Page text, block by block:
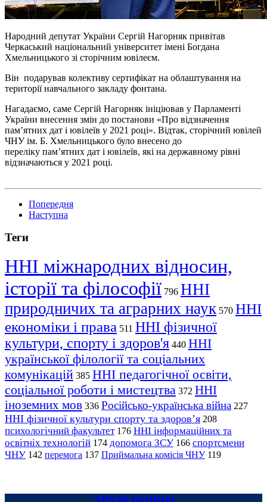
Народний депутат України Сергій Нагорняк привітав
Черкаський національний університет імені Богдана
Хмельницького зі сторічним ювілеєм.
Він подарував колективу сертифікат на облаштування на
території навчального закладу фонтана.
Нагадаємо, саме Сергій Нагорняк ініціював у Парламенті
України внесення змін до постанови «Про відзначення
пам’ятних дат і ювілеїв у 2021 році». Відтак, сторічний ювілей
ЧНУ ім. Б. Хмельницького було внесено до
переліку пам’ятних дат і ювілеїв, які на державному рівні
відзначаються у 2021 році.
Попередня
Наступна
Теги
ННІ міжнародних відносин,
історії та філософії 796 ННІ
природничих та аграрних наук 570 ННІ
економіки і права 511 ННІ фізичної
культури, спорту і здоров'я 440 ННІ
української філології та соціальних
комунікацій 385 ННІ педагогічної освіти,
соціальної роботи і мистецтва 372 ННІ
іноземних мов 336 Російсько-українська війна 227
ННІ фізичної культури спорту та здоров’я 208
психологічний факультет 176 ННІ інформаційних та
освітніх технологій 174 допомога ЗСУ 166 спортсмени
ЧНУ 142 перемога 137 Приймальна комісія ЧНУ 119